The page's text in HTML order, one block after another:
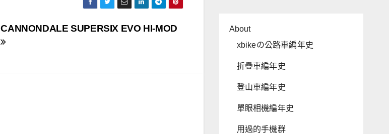
CANNONDALE SUPERSIX EVO HI-MOD
About
xbikeの公路車編年史
折疊車編年史
登山車編年史
單眼相機編年史
用過的手機群